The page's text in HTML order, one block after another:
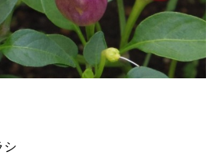
シ